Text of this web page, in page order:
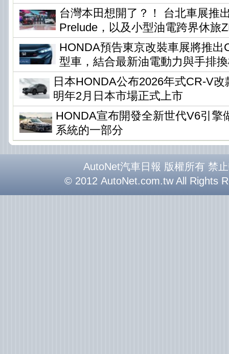
台灣本田想開了？！ 台北車展推
Prelude，以及小型油電跨界休旅
HONDA預告東京改裝車展將推出
型車，結合最新油電動力與手排
日本HONDA公布2026年式CR-V
明年2月日本市場正式上市
HONDA宣布開發全新世代V6引擎
系統的一部分
AutoNet汽車日報 版權所有 禁
© 2012 AutoNet.com.tw All Rights